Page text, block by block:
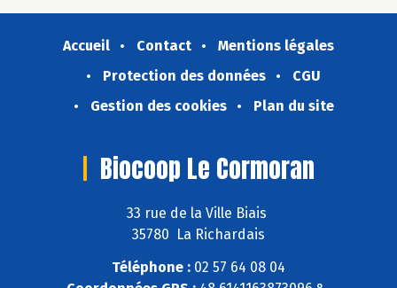
Accueil Contact
Mentions légales
Protection des données
CGU
Gestion des cookies
Plan du site
Biocoop Le Cormoran
33 rue de la Ville Biais
35780 La Richardais
Téléphone : 02 57 64 08 04